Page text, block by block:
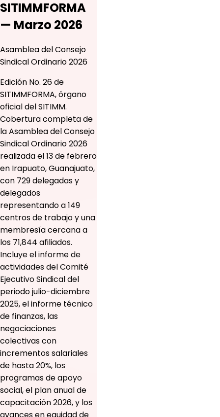
SITIMMFORMA
— Marzo 2026
Asamblea del Consejo
Sindical Ordinario 2026
Edición No. 26 de
SITIMMFORMA, órgano
oficial del SITIMM.
Cobertura completa de
la Asamblea del Consejo
Sindical Ordinario 2026
realizada el 13 de febrero
en Irapuato, Guanajuato,
con 729 delegadas y
delegados
representando a 149
centros de trabajo y una
membresía cercana a
los 71,844 afiliados.
Incluye el informe de
actividades del Comité
Ejecutivo Sindical del
periodo julio-diciembre
2025, el informe técnico
de finanzas, las
negociaciones
colectivas con
incrementos salariales
de hasta 20%, los
programas de apoyo
social, el plan anual de
capacitación 2026, y los